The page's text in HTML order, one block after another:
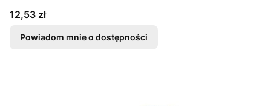
Cena
12,53 zł
Powiadom mnie o dostępności